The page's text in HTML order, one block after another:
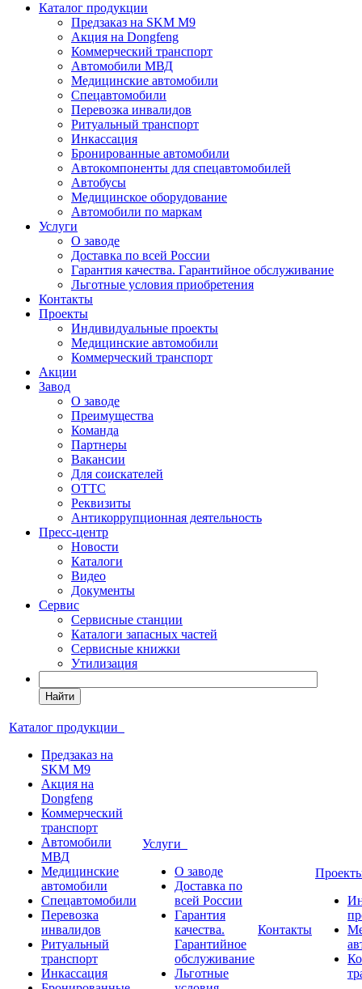
Каталог продукции
Предзаказ на SKM M9
Акция на Dongfeng
Коммерческий транспорт
Автомобили МВД
Медицинские автомобили
Спецавтомобили
Перевозка инвалидов
Ритуальный транспорт
Инкассация
Бронированные автомобили
Автокомпоненты для спецавтомобилей
Автобусы
Медицинское оборудование
Автомобили по маркам
Услуги
О заводе
Доставка по всей России
Гарантия качества. Гарантийное обслуживание
Льготные условия приобретения
Контакты
Проекты
Индивидуальные проекты
Медицинские автомобили
Коммерческий транспорт
Акции
Завод
О заводе
Преимущества
Команда
Партнеры
Вакансии
Для соискателей
ОТТС
Реквизиты
Антикоррупционная деятельность
Пресс-центр
Новости
Каталоги
Видео
Документы
Сервис
Сервисные станции
Каталоги запасных частей
Сервисные книжки
Утилизация
Найти
Каталог продукции
Предзаказ на
SKM M9
Акция на
Dongfeng
Коммерческий
транспорт
Автомобили
МВД
Медицинские
автомобили
Спецавтомобили
Перевозка
инвалидов
Ритуальный
транспорт
Инкассация
Услуги
О заводе
Доставка по
всей России
Гарантия
качества.
Гарантийное
обслуживание
Льготные
Контакты